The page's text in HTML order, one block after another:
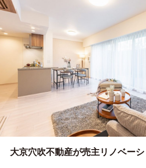
大京穴吹不動産が売主リノベー